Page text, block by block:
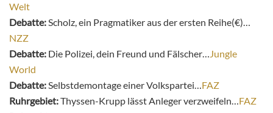
Welt
Debatte:Scholz, ein Pragmatiker aus der ersten Reihe(€)…
NZZ
Debatte: Die Polizei, dein Freund und Fälscher…Jungle
World
Debatte:Selbstdemontage einer Volkspartei…FAZ
Ruhrgebiet:Thyssen-Krupp lässt Anleger verzweifeln…FAZ